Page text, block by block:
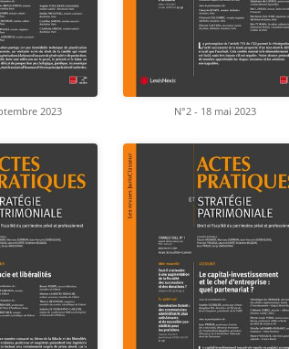
2023 N°2 - 18 mai 2023